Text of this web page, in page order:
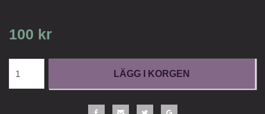
100 kr
LÄGG I KORGEN